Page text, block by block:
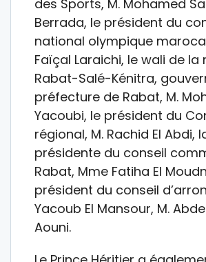
des Sports, M. Mohamed
Berrada, le président du
national olympique
Faïçal Laraichi, le wali de la
Rabat-Salé-Kénitra,
préfecture de Rabat, M.
Yacoubi, le président du
régional, M. Rachid El Abdi,
présidente du conseil
Rabat, Mme Fatiha El
président du conseil
Yacoub El Mansour, M.
Aouni.